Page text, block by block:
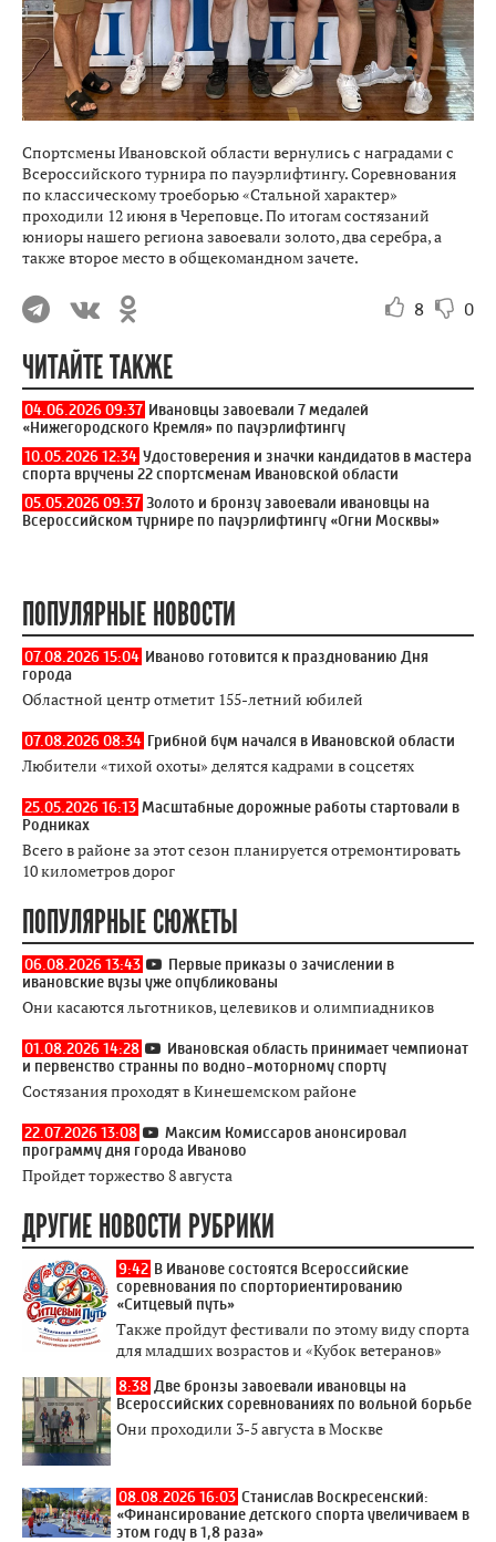
Спортсмены Ивановской области вернулись с наградами с
Всероссийского турнира по пауэрлифтингу. Соревнования
по классическому троеборью «Стальной характер»
проходили 12 июня в Череповце. По итогам состязаний
юниоры нашего региона завоевали золото, два серебра, а
также второе место в общекомандном зачете.
8 0
ЧИТАЙТЕ ТАКЖЕ
04.06.2026 09:37 Ивановцы завоевали 7 медалей
«Нижегородского Кремля» по пауэрлифтингу
10.05.2026 12:34 Удостоверения и значки кандидатов в мастера
спорта вручены 22 спортсменам Ивановской области
05.05.2026 09:37 Золото и бронзу завоевали ивановцы на
Всероссийском турнире по пауэрлифтингу «Огни Москвы»
ПОПУЛЯРНЫЕ НОВОСТИ
07.08.2026 15:04 Иваново готовится к празднованию Дня
города
Областной центр отметит 155-летний юбилей
07.08.2026 08:34 Грибной бум начался в Ивановской области
Любители «тихой охоты» делятся кадрами в соцсетях
25.05.2026 16:13 Масштабные дорожные работы стартовали в
Родниках
Всего в районе за этот сезон планируется отремонтировать
10 километров дорог
ПОПУЛЯРНЫЕ СЮЖЕТЫ
06.08.2026 13:43
Первые приказы о зачислении в
ивановские вузы уже опубликованы
Они касаются льготников, целевиков и олимпиадников
01.08.2026 14:28
Ивановская область принимает чемпионат
и первенство странны по водно-моторному спорту
Состязания проходят в Кинешемском районе
22.07.2026 13:08
Максим Комиссаров анонсировал
программу дня города Иваново
Пройдет торжество 8 августа
ДРУГИЕ НОВОСТИ РУБРИКИ
9:42 В Иванове состоятся Всероссийские
соревнования по спорториентированию
«Ситцевый путь»
Также пройдут фестивали по этому виду спорта
для младших возрастов и «Кубок ветеранов»
8:38 Две бронзы завоевали ивановцы на
Всероссийских соревнованиях по вольной борьбе
Они проходили 3-5 августа в Москве
08.08.2026 16:03 Станислав Воскресенский:
«Финансирование детского спорта увеличиваем в
этом году в 1,8 раза»